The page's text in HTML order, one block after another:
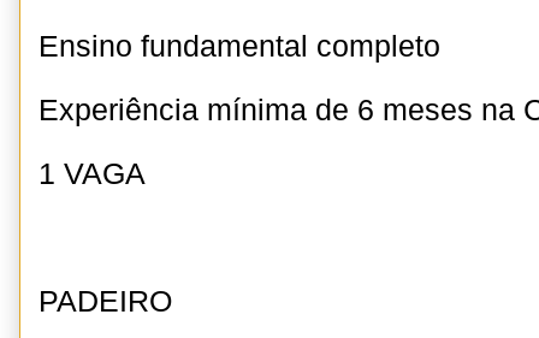
Ensino fundamental completo
Experiência mínima de 6 meses na
1 VAGA
PADEIRO